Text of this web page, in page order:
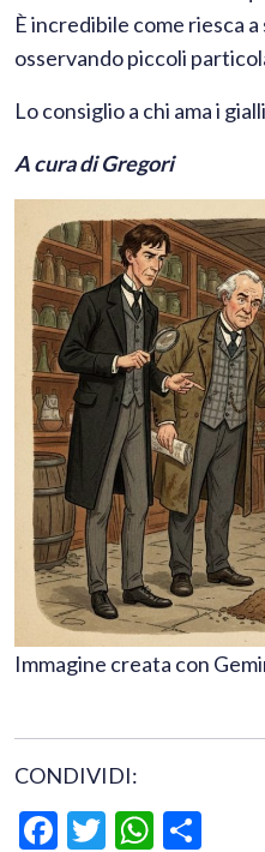
È incredibile come riesca
osservando piccoli
Lo consiglio a chi ama i
A cura di Gregori
Immagine creata con
CONDIVIDI:
Facebook
Twitter